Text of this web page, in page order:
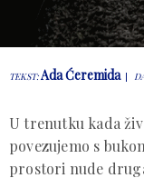
TEKST:Ada Ćeremida
U trenutku kada
povezujemo s
prostori nude